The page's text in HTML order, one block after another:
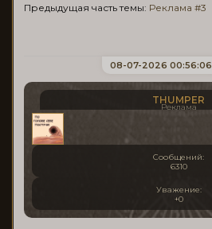
Предыдущая часть темы: Реклама #3
08-07-2026 00:56:06
THUMPER
Реклама
Сообщений:
6310
Уважение:
+0